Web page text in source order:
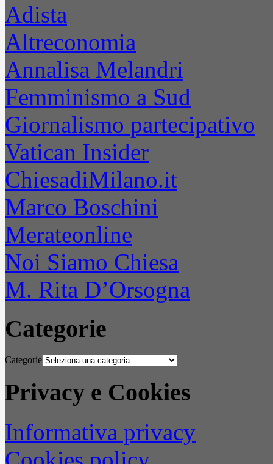
Adista
Altreconomia
Annalisa Melandri
Femminismo a Sud
Giornalismo partecipativo
Vatican Insider
ChiesadiMilano.it
Marco Boschini
Merateonline
Noi Siamo Chiesa
M. Rita D’Orsogna
Categorie
Categorie
Privacy e Cookies
Informativa privacy